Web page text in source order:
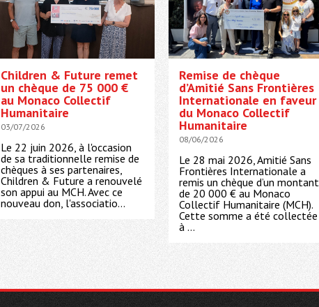
Children & Future remet
un chèque de 75 000 €
au Monaco Collectif
Humanitaire
03/07/2026
Le 22 juin 2026, à l'occasion
de sa traditionnelle remise de
chèques à ses partenaires,
Children & Future a renouvelé
son appui au MCH. Avec ce
nouveau don, l'associatio...
Remise de chèque
d’Amitié Sans Frontières
Internationale en faveur
du Monaco Collectif
Humanitaire
08/06/2026
Le 28 mai 2026, Amitié Sans
Frontières Internationale a
remis un chèque d’un montant
de 20 000 € au Monaco
Collectif Humanitaire (MCH).
Cette somme a été collectée
à ...